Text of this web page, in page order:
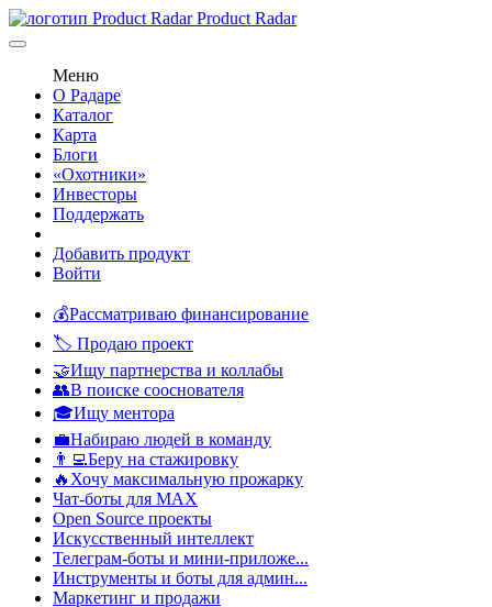
Product Radar
Меню
О Радаре
Каталог
Карта
Блоги
«Охотники»
Инвесторы
Поддержать
Добавить продукт
Войти
💰Рассматриваю финансирование
🏷️ Продаю проект
🤝Ищу партнерства и коллабы
👥В поиске сооснователя
🎓Ищу ментора
💼Набираю людей в команду
👨‍💻Беру на стажировку
🔥Хочу максимальную прожарку
Чат-боты для MAX
Open Source проекты
Искусственный интеллект
Телеграм-боты и мини-приложе...
Инструменты и боты для админ...
Маркетинг и продажи